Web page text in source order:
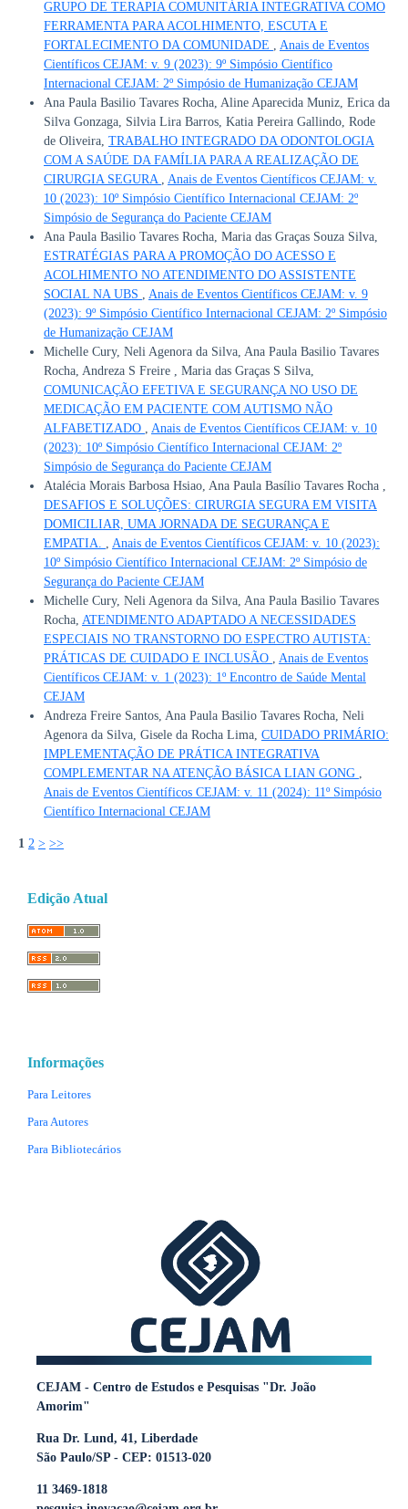
GRUPO DE TERAPIA COMUNITÁRIA INTEGRATIVA COMO
FERRAMENTA PARA ACOLHIMENTO, ESCUTA E
FORTALECIMENTO DA COMUNIDADE , Anais de Eventos
Científicos CEJAM: v. 9 (2023): 9º Simpósio Científico
Internacional CEJAM: 2º Simpósio de Humanização CEJAM
Ana Paula Basilio Tavares Rocha, Aline Aparecida Muniz, Erica da
Silva Gonzaga, Silvia Lira Barros, Katia Pereira Gallindo, Rode
de Oliveira, TRABALHO INTEGRADO DA ODONTOLOGIA
COM A SAÚDE DA FAMÍLIA PARA A REALIZAÇÃO DE
CIRURGIA SEGURA , Anais de Eventos Científicos CEJAM: v.
10 (2023): 10º Simpósio Científico Internacional CEJAM: 2º
Simpósio de Segurança do Paciente CEJAM
Ana Paula Basilio Tavares Rocha, Maria das Graças Souza Silva,
ESTRATÉGIAS PARA A PROMOÇÃO DO ACESSO E
ACOLHIMENTO NO ATENDIMENTO DO ASSISTENTE
SOCIAL NA UBS , Anais de Eventos Científicos CEJAM: v. 9
(2023): 9º Simpósio Científico Internacional CEJAM: 2º Simpósio
de Humanização CEJAM
Michelle Cury, Neli Agenora da Silva, Ana Paula Basilio Tavares
Rocha, Andreza S Freire , Maria das Graças S Silva,
COMUNICAÇÃO EFETIVA E SEGURANÇA NO USO DE
MEDICAÇÃO EM PACIENTE COM AUTISMO NÃO
ALFABETIZADO , Anais de Eventos Científicos CEJAM: v. 10
(2023): 10º Simpósio Científico Internacional CEJAM: 2º
Simpósio de Segurança do Paciente CEJAM
Atalécia Morais Barbosa Hsiao, Ana Paula Basílio Tavares Rocha ,
DESAFIOS E SOLUÇÕES: CIRURGIA SEGURA EM VISITA
DOMICILIAR, UMA JORNADA DE SEGURANÇA E
EMPATIA. , Anais de Eventos Científicos CEJAM: v. 10 (2023):
10º Simpósio Científico Internacional CEJAM: 2º Simpósio de
Segurança do Paciente CEJAM
Michelle Cury, Neli Agenora da Silva, Ana Paula Basilio Tavares
Rocha, ATENDIMENTO ADAPTADO A NECESSIDADES
ESPECIAIS NO TRANSTORNO DO ESPECTRO AUTISTA:
PRÁTICAS DE CUIDADO E INCLUSÃO , Anais de Eventos
Científicos CEJAM: v. 1 (2023): 1º Encontro de Saúde Mental
CEJAM
Andreza Freire Santos, Ana Paula Basilio Tavares Rocha, Neli
Agenora da Silva, Gisele da Rocha Lima, CUIDADO PRIMÁRIO:
IMPLEMENTAÇÃO DE PRÁTICA INTEGRATIVA
COMPLEMENTAR NA ATENÇÃO BÁSICA LIAN GONG ,
Anais de Eventos Científicos CEJAM: v. 11 (2024): 11º Simpósio
Científico Internacional CEJAM
1 2 > >>
Edição Atual
Informações
Para Leitores
Para Autores
Para Bibliotecários
CEJAM - Centro de Estudos e Pesquisas "Dr. João
Amorim"
Rua Dr. Lund, 41, Liberdade
São Paulo/SP - CEP: 01513-020
11 3469-1818